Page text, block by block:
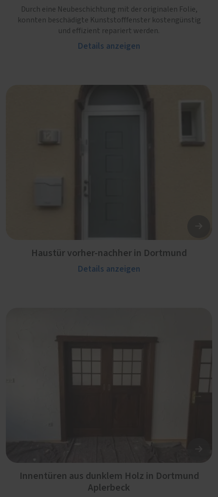
Durch eine Neubeschichtung mit der originalen Folie,
konnten beschädigte Kunststofffenster kostengünstig
und effizient repariert werden.
Details anzeigen
Haustür vorher-nachher in Dortmund
Details anzeigen
Innentüren aus dunklem Holz in Dortmund
Aplerbeck